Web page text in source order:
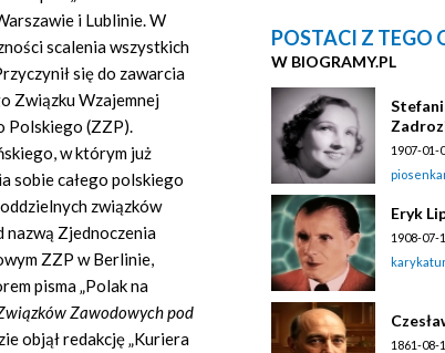
i Lublinie. W
scalenia wszystkich
się do zawarcia
Związku Wzajemnej
Polskiego (ZZP).
w którym już
sobie całego polskiego
związków
Zjednoczenia
ZZP w Berlinie,
pisma „Polak na
Zawodowych pod
objął redakcję „Kuriera
POSTACI Z TEGO
W BIOGRAMY.PL
1907-01-
Eryk
1908-07-
1861-08-